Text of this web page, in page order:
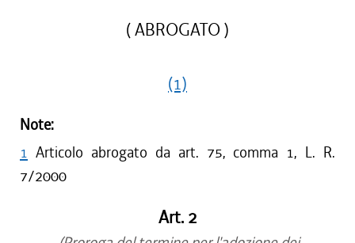
( ABROGATO )
(1)
Note:
1 Articolo abrogato da art. 75, comma 1, L. R.
7/2000
Art. 2